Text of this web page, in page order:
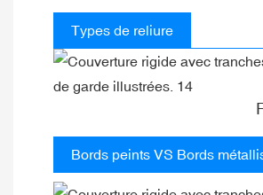
Types de reliure
Bords peints VS Bords